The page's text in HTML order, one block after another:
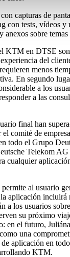
capturas de
con tests, vídeos y
anexos sobre temas
KTM en DTSE
del
menos
En segundo
a los
a las
final han
comité de
todo el Grupo
Telekom AG
cualquier
al usuario
aplicación incluirá
a los usuarios
su próximo
en el futuro,
una
de aplicación en
KTM.